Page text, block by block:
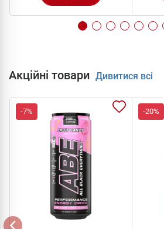
Акційні товари Дивитися всі
-7% -20%